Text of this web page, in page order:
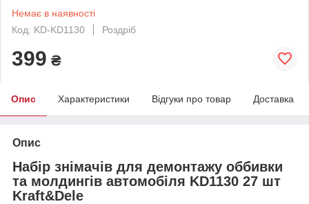
Немає в наявності
Код: KD-KD1130
Роздріб
399 ₴
Опис Характеристики Відгуки про товар Доставка
Опис
Набір знімачів для демонтажу оббивки
та молдингів автомобіля KD1130 27 шт
Kraft&Dele